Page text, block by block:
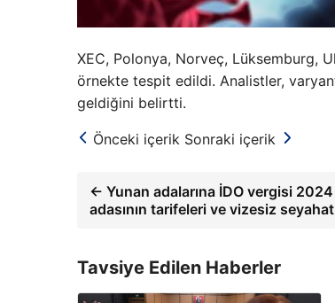
XEC, Polonya, Norveç, Lüksemburg,
örnekte tespit edildi. Analistler,
geldiğini belirtti.
Önceki içerik Sonraki içerik
← Yunan adalarına İDO vergisi 2024
adasının tarifeleri ve vizesiz
Tavsiye Edilen Haberler